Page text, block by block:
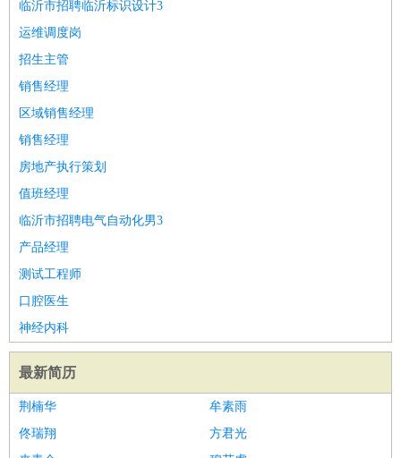
临沂市招聘临沂标识设计3
运维调度岗
招生主管
销售经理
区域销售经理
销售经理
房地产执行策划
值班经理
临沂市招聘电气自动化男3
产品经理
测试工程师
口腔医生
神经内科
最新简历
荆楠华
牟素雨
佟瑞翔
方君光